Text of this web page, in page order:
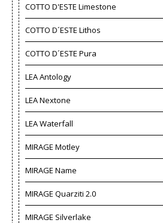
COTTO D'ESTE Limestone
COTTO D´ESTE Lithos
COTTO D´ESTE Pura
LEA Antology
LEA Nextone
LEA Waterfall
MIRAGE Motley
MIRAGE Name
MIRAGE Quarziti 2.0
MIRAGE Silverlake